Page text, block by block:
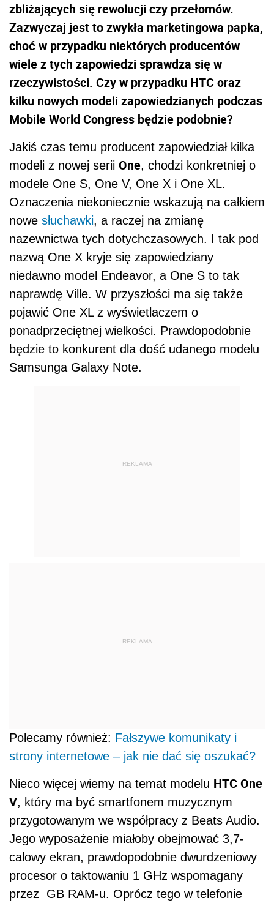
zbliżających się rewolucji czy przełomów.
Zazwyczaj jest to zwykła marketingowa papka,
choć w przypadku niektórych producentów
wiele z tych zapowiedzi sprawdza się w
rzeczywistości. Czy w przypadku HTC oraz
kilku nowych modeli zapowiedzianych podczas
Mobile World Congress będzie podobnie?
Jakiś czas temu producent zapowiedział kilka
modeli z nowej serii One, chodzi konkretniej o
modele One S, One V, One X i One XL.
Oznaczenia niekoniecznie wskazują na całkiem
nowe słuchawki, a raczej na zmianę
nazewnictwa tych dotychczasowych. I tak pod
nazwą One X kryje się zapowiedziany
niedawno model Endeavor, a One S to tak
naprawdę Ville. W przyszłości ma się także
pojawić One XL z wyświetlaczem o
ponadprzeciętnej wielkości. Prawdopodobnie
będzie to konkurent dla dość udanego modelu
Samsunga Galaxy Note.
REKLAMA
REKLAMA
Polecamy również: Fałszywe komunikaty i
strony internetowe – jak nie dać się oszukać?
Nieco więcej wiemy na temat modelu HTC One
V, który ma być smartfonem muzycznym
przygotowanym we współpracy z Beats Audio.
Jego wyposażenie miałoby obejmować 3,7-
calowy ekran, prawdopodobnie dwurdzeniowy
procesor o taktowaniu 1 GHz wspomagany
przez GB RAM-u. Oprócz tego w telefonie